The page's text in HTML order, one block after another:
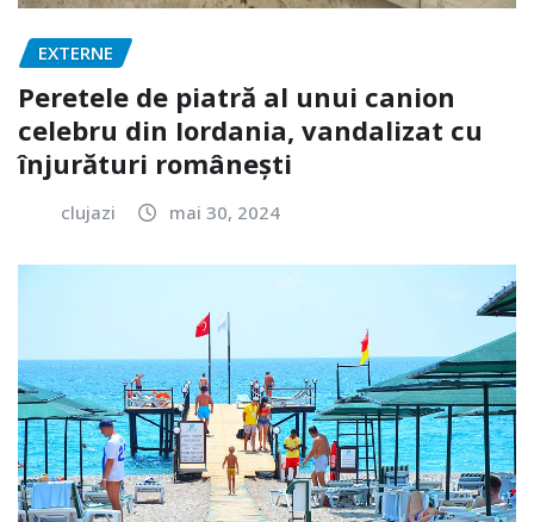
EXTERNE
Peretele de piatră al unui canion
celebru din Iordania, vandalizat cu
înjurături românești
clujazi mai 30, 2024